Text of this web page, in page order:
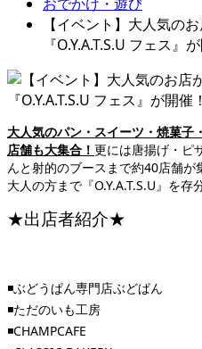
【イベント】大人気の
『O.Y.A.T.S.U フェス』
大人気のパン・スイーツ・焼菓子
店舗も大集合！ 更には唐揚げ・ピ
んと射的のブースまで約40店舗が
大人の方まで『O.Y.A.T.S.U』を存
★出店者紹介★
◾️ぶどうぱん専門店ぶどぱん
◾️ただのいも工房
◾️CHAMPCAFE